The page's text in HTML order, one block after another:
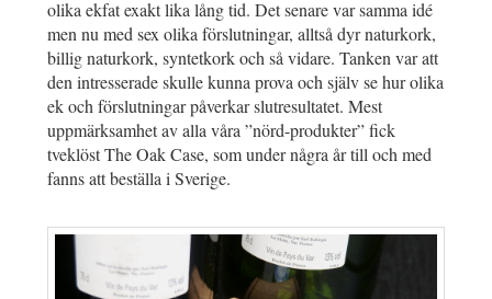
olika ekfat exakt lika lång tid. Det senare var samma idé
men nu med sex olika förslutningar, alltså dyr naturkork,
billig naturkork, syntetkork och så vidare. Tanken var att
den intresserade skulle kunna prova och själv se hur olika
ek och förslutningar påverkar slutresultatet. Mest
uppmärksamhet av alla våra ”nörd-produkter” fick
tveklöst The Oak Case, som under några år till och med
fanns att beställa i Sverige.